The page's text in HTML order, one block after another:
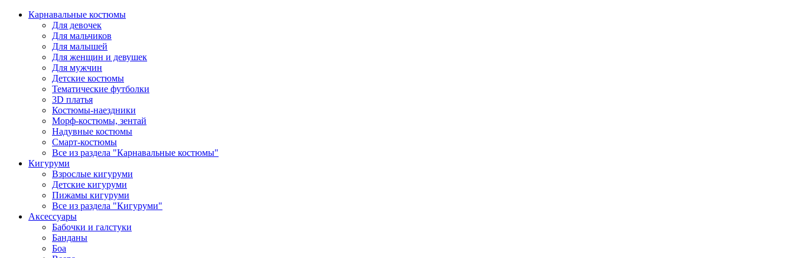
Карнавальные костюмы
Для девочек
Для мальчиков
Для малышей
Для женщин и девушек
Для мужчин
Детские костюмы
Тематические футболки
3D платья
Костюмы-наездники
Морф-костюмы, зентай
Надувные костюмы
Смарт-костюмы
Все из раздела "Карнавальные костюмы"
Кигуруми
Взрослые кигуруми
Детские кигуруми
Пижамы кигуруми
Все из раздела "Кигуруми"
Аксессуары
Бабочки и галстуки
Банданы
Боа